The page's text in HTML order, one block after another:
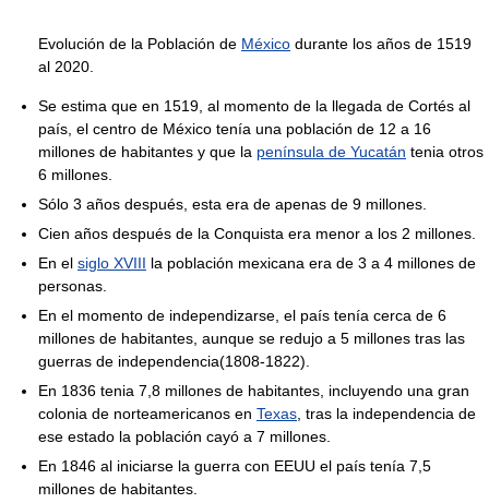
Evolución de la Población de México durante los años de 1519
al 2020.
Se estima que en 1519, al momento de la llegada de Cortés al
país, el centro de México tenía una población de 12 a 16
millones de habitantes y que la península de Yucatán tenia otros
6 millones.
Sólo 3 años después, esta era de apenas de 9 millones.
Cien años después de la Conquista era menor a los 2 millones.
En el siglo XVIII la población mexicana era de 3 a 4 millones de
personas.
En el momento de independizarse, el país tenía cerca de 6
millones de habitantes, aunque se redujo a 5 millones tras las
guerras de independencia(1808-1822).
En 1836 tenia 7,8 millones de habitantes, incluyendo una gran
colonia de norteamericanos en Texas , tras la independencia de
ese estado la población cayó a 7 millones.
En 1846 al iniciarse la guerra con EEUU el país tenía 7,5
millones de habitantes.